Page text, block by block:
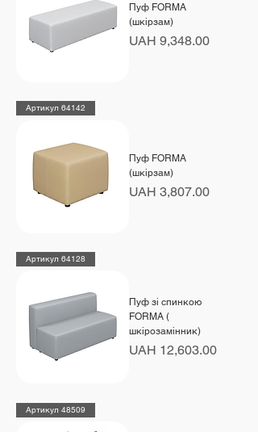
Пуф FORMA
(шкірзам)
Price
UAH 9,348.00
Артикул 64142
Пуф FORMA
(шкірзам)
Price
UAH 3,807.00
Артикул 64128
Пуф зі спинкою
FORMA (
шкірозамінник)
Price
UAH 12,603.00
Артикул 48509